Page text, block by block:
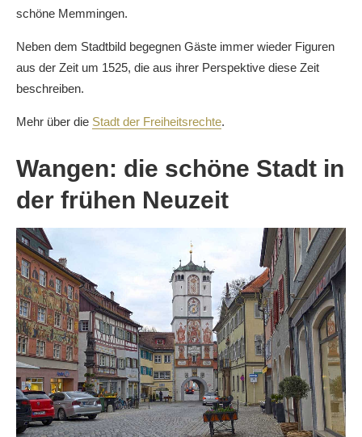
schöne Memmingen.
Neben dem Stadtbild begegnen Gäste immer wieder Figuren
aus der Zeit um 1525, die aus ihrer Perspektive diese Zeit
beschreiben.
Mehr über die Stadt der Freiheitsrechte.
Wangen: die schöne Stadt in
der frühen Neuzeit